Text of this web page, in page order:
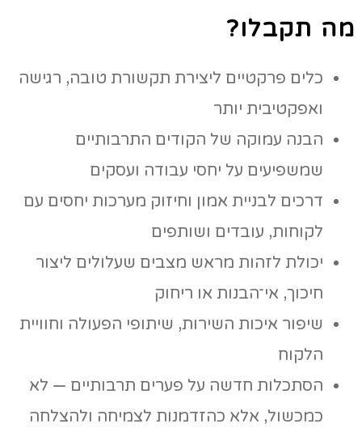
מה תקבלו?
כלים פרקטיים ליצירת תקשורת טובה, רגישה
ואפקטיבית יותר
הבנה עמוקה של הקודים התרבותיים
שמשפיעים על יחסי עבודה ועסקים
דרכים לבניית אמון וחיזוק מערכות יחסים עם
לקוחות, עובדים ושותפים
יכולת לזהות מראש מצבים שעלולים ליצור
חיכוך, אי־הבנות או ריחוק
שיפור איכות השירות, שיתופי הפעולה וחוויית
הלקוח
הסתכלות חדשה על פערים תרבותיים — לא
כמכשול, אלא כהזדמנות לצמיחה ולהצלחה